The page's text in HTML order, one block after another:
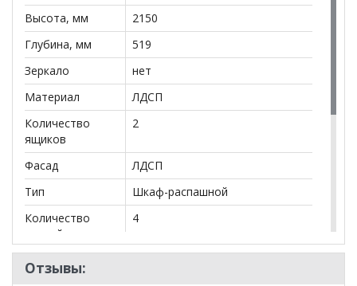
Высота, мм
2150
Глубина, мм
519
Зеркало
нет
Материал
ЛДСП
Количество
ящиков
2
Фасад
ЛДСП
Тип
Шкаф-распашной
Количество
дверей
4
Количество
полок
Отзывы: